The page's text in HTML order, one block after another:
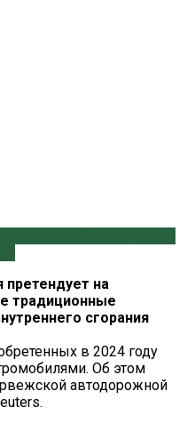
на
традиционные
сгорания
в 2024 году
Об этом
автодорожной